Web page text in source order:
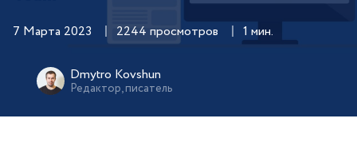
7 Марта 2023 2244 просмотров 1 мин.
Dmytro Kovshun
Редактор, писатель